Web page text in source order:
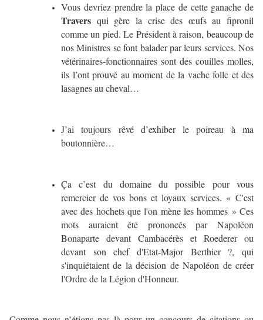
Vous devriez prendre la place de cette ganache de
Travers qui gère la crise des œufs au fipronil
comme un pied. Le Président à raison, beaucoup de
nos Ministres se font balader par leurs services. Nos
vétérinaires-fonctionnaires sont des couilles molles,
ils l’ont prouvé au moment de la vache folle et des
lasagnes au cheval…
J’ai toujours rêvé d’exhiber le poireau à ma
boutonnière…
Ça c’est du domaine du possible pour vous
remercier de vos bons et loyaux services. « C'est
avec des hochets que l'on mène les hommes » Ces
mots auraient été prononcés par Napoléon
Bonaparte devant Cambacérès et Roederer ou
devant son chef d'Etat-Major Berthier ?, qui
s'inquiétaient de la décision de Napoléon de créer
l'Ordre de la Légion d'Honneur.